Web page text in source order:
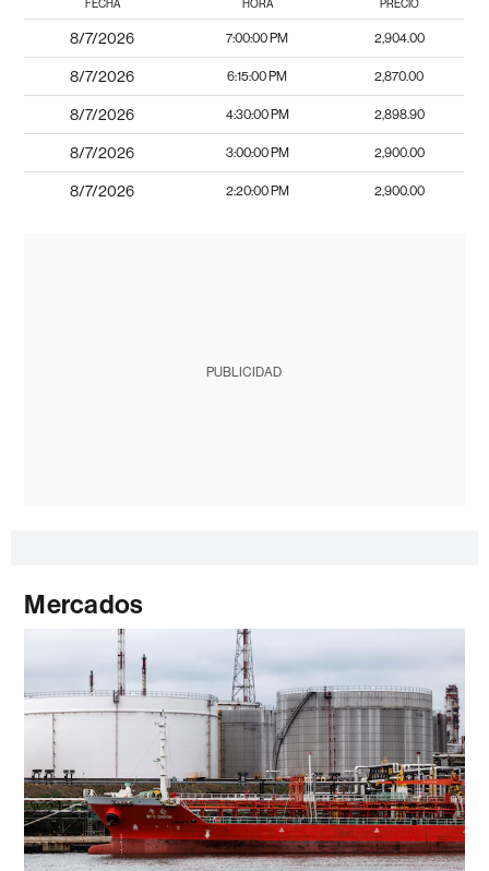
FECHA HORA PRECIO
8/7/2026 7:00:00 PM 2,904.00
8/7/2026 6:15:00 PM 2,870.00
8/7/2026 4:30:00 PM 2,898.90
8/7/2026 3:00:00 PM 2,900.00
8/7/2026 2:20:00 PM 2,900.00
PUBLICIDAD
Mercados